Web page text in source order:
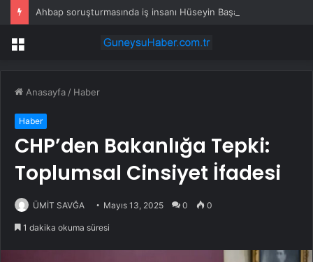
Menü
Anasayfa / Haber
Haber
CHP’den Bakanlığa Tepki:
Toplumsal Cinsiyet İfadesi
ÜMİT SAVĞA Mayıs 13, 2025 0 0
1 dakika okuma süresi